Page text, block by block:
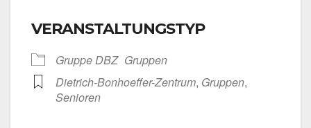
VERANSTALTUNGSTYP
Grup­pe DBZ Grup­pen
Dietrich-Bonhoeffer-Zentrum, Grup­pen,
Senio­ren